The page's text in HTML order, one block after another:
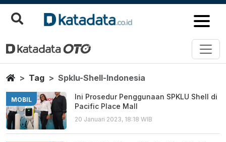
Spklu Shell Indonesia
Berita Terbaru
HomeTag Spklu-Shell-Indonesia
MOBIL
Ini Prosedur Penggunaan SPKLU Shell di
Pacific Place Mall
20 Januari 2023, 18:18 WIB